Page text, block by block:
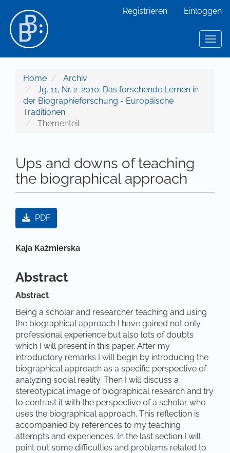
Hauptinhalt
Sidebar
Registrieren Einloggen
Home
Archiv
Jg. 11, Nr. 2-2010: Das forschende Lernen in
der Biographieforschung - Europäische
Traditionen
Thementeil
Ups and downs of teaching
the biographical approach
Artikel-Sidebar
PDF
Hauptsächlicher Artikelinhalt
Kaja Każmierska
Abstract
Abstract
Being a scholar and researcher teaching and using
the biographical approach I have gained not only
professional experience but also lots of doubts
which I will present in this paper. After my
introductory remarks I will begin by introducing the
biographical approach as a specific perspective of
analyzing social reality. Then I will discuss a
stereotypical image of biographical research and try
to contrast it with the perspective of a scholar who
uses the biographical approach. This reflection is
accompanied by references to my teaching
attempts and experiences. In the last section I will
point out some difficulties and problems related to